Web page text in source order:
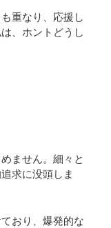
重なり、応援し
、ホントどうし
ません。細々と
求に没頭しま
おり、爆発的な